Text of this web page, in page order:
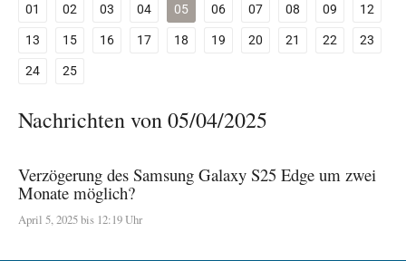
01
02 03 04 05 06 07 08 09
12
13
15 16 17 18 19 20 21 22
23
24
25
Nachrichten von 05/04/2025
Verzögerung des Samsung Galaxy S25 Edge um zwei
Monate möglich?
April 5, 2025 bis 12:19 Uhr